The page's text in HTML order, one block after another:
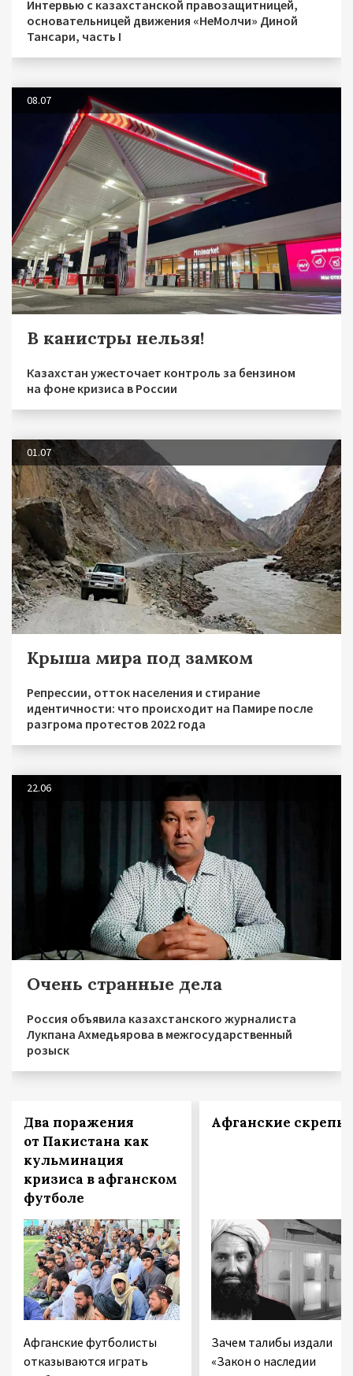
Интервью с казахстанской правозащитницей,
основательницей движения «НеМолчи» Диной
Тансари, часть I
08.07
В канистры нельзя!
Казахстан ужесточает контроль за бензином
на фоне кризиса в России
01.07
Крыша мира под замком
Репрессии, отток населения и стирание
идентичности: что происходит на Памире после
разгрома протестов 2022 года
22.06
Очень странные дела
Россия объявила казахстанского журналиста
Лукпана Ахмедьярова в межгосударственный
розыск
Два поражения
от Пакистана как
кульминация
кризиса в афганском
футболе
Афганские футболисты
отказываются играть
Афганские скрепы
Зачем талибы издали
«Закон о наследии